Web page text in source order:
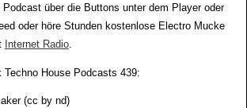
Podcast über die Buttons unter dem Player oder
oder höre Stunden kostenlose Electro Mucke
Internet Radio.
Techno House Podcasts 439:
(cc by nd)